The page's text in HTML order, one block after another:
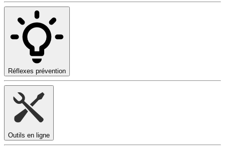
Réflexes prévention
Outils en ligne